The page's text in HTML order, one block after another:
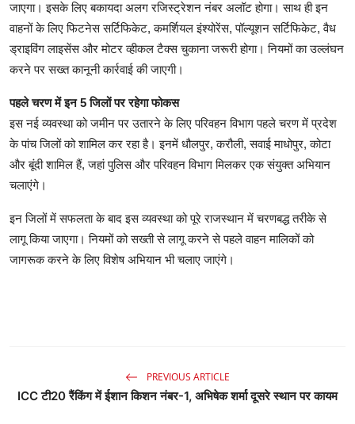
जाएगा। इसके लिए बकायदा अलग रजिस्ट्रेशन नंबर अलॉट होगा। साथ ही इन
वाहनों के लिए फिटनेस सर्टिफिकेट, कमर्शियल इंश्योरेंस, पॉल्यूशन सर्टिफिकेट, वैध
ड्राइविंग लाइसेंस और मोटर व्हीकल टैक्स चुकाना जरूरी होगा। नियमों का उल्लंघन
करने पर सख्त कानूनी कार्रवाई की जाएगी।
पहले चरण में इन 5 जिलों पर रहेगा फोकस
इस नई व्यवस्था को जमीन पर उतारने के लिए परिवहन विभाग पहले चरण में प्रदेश
के पांच जिलों को शामिल कर रहा है। इनमें धौलपुर, करौली, सवाई माधोपुर, कोटा
और बूंदी शामिल हैं, जहां पुलिस और परिवहन विभाग मिलकर एक संयुक्त अभियान
चलाएंगे।
इन जिलों में सफलता के बाद इस व्यवस्था को पूरे राजस्थान में चरणबद्ध तरीके से
लागू किया जाएगा। नियमों को सख्ती से लागू करने से पहले वाहन मालिकों को
जागरूक करने के लिए विशेष अभियान भी चलाए जाएंगे।
PREVIOUS ARTICLE
ICC टी20 रैंकिंग में ईशान किशन नंबर-1, अभिषेक शर्मा दूसरे स्थान पर कायम